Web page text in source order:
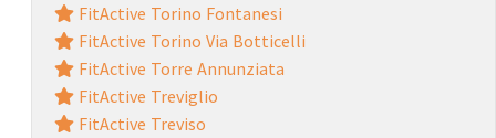
FitActive Torino Fontanesi
FitActive Torino Via Botticelli
FitActive Torre Annunziata
FitActive Treviglio
FitActive Treviso